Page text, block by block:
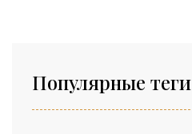
Популярные теги